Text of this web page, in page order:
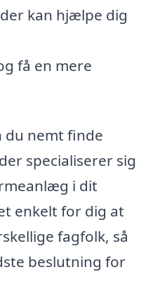
kan hjælpe dig
få en mere
du nemt finde
specialiserer sig
i dit
enkelt for dig at
fagfolk, så
beslutning for